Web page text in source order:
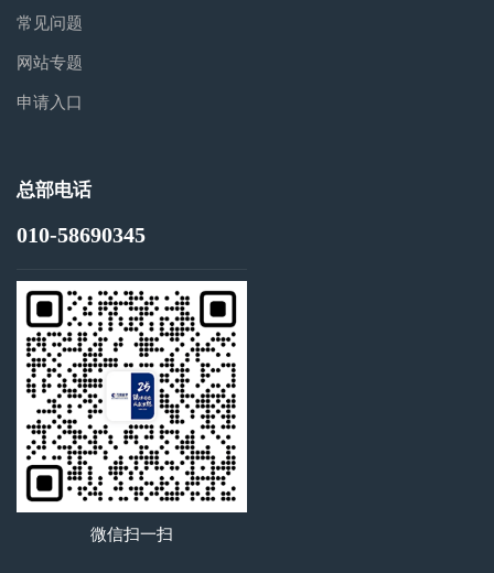
常见问题
网站专题
申请入口
总部电话
010-58690345
微信扫一扫